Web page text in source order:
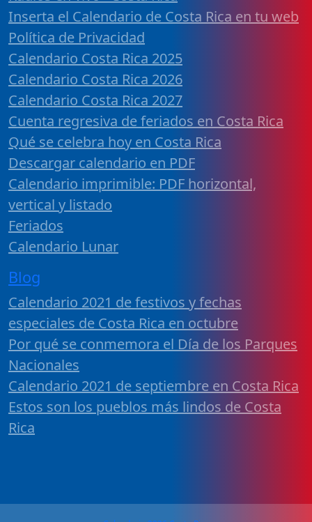
Inserta el Calendario de Costa Rica en tu web
Política de Privacidad
Calendario Costa Rica 2025
Calendario Costa Rica 2026
Calendario Costa Rica 2027
Cuenta regresiva de feriados en Costa Rica
Qué se celebra hoy en Costa Rica
Descargar calendario en PDF
Calendario imprimible: PDF horizontal,
vertical y listado
Feriados
Calendario Lunar
Blog
Calendario 2021 de festivos y fechas
especiales de Costa Rica en octubre
Por qué se conmemora el Día de los Parques
Nacionales
Calendario 2021 de septiembre en Costa Rica
Estos son los pueblos más lindos de Costa
Rica